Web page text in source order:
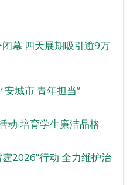
幕 四天展期吸引逾9万
安城市 青年担当”
动 培育学生廉洁品格
2026”行动 全力维护治